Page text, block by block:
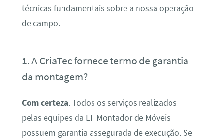
técnicas fundamentais sobre a nossa operação
de campo.
1. A CriaTec fornece termo de garantia
da montagem?
Com certeza. Todos os serviços realizados
pelas equipes da LF Montador de Móveis
possuem garantia assegurada de execução. Se